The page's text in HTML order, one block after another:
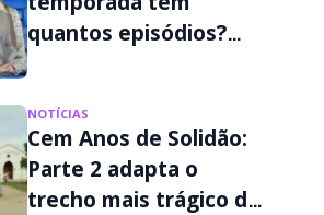
quantos episódios?
NOTÍCIAS
Cem Anos de Solidão:
Parte 2 adapta o
trecho mais trágico do